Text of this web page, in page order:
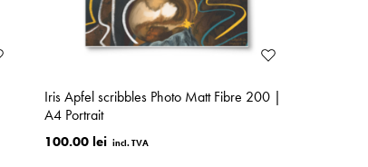
Iris Apfel scribbles Photo Matt Fibre 200 |
A4 Portrait
100.00 lei